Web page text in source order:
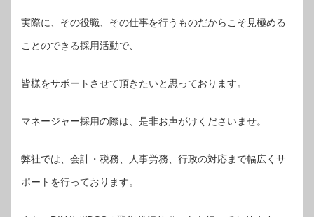
実際に、その役職、その仕事を行うものだからこそ見極める
ことのできる採用活動で、
皆様をサポートさせて頂きたいと思っております。
マネージャー採用の際は、是非お声がけくださいませ。
弊社では、会計・税務、人事労務、行政の対応まで幅広くサ
ポートを行っております。